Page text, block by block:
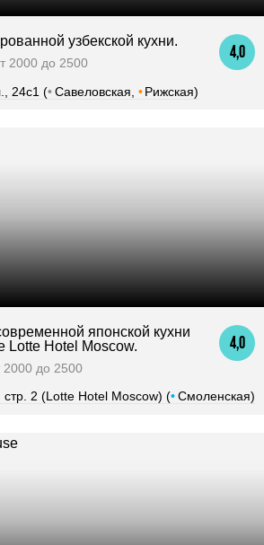
4,0
узбекской кухни.
2000 до 2500
24с1 (•Савеловская, • Рижская)
4,0
японской кухни
Lotte Hotel Moscow.
2000 до 2500
стр. 2 (Lotte Hotel Moscow) (•Смоленская)